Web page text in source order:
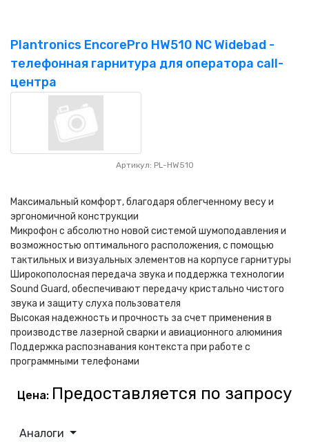
Plantronics EncorePro HW510 NC Widebad -
телефонная гарнитура для оператора call-
центра
Артикул: PL-HW510
Максимальный комфорт, благодаря облегченному весу и
эргономичной конструкции
Микрофон с абсолютно новой системой шумоподавления и
возможностью оптимального расположения, с помощью
тактильных и визуальных элементов на корпусе гарнитуры
Широкополосная передача звука и поддержка технологии
Sound Guard, обеспечивают передачу кристально чистого
звука и защиту слуха пользователя
Высокая надежность и прочность за счет применения в
производстве лазерной сварки и авиационного алюминия
Поддержка распознавания контекста при работе с
программными телефонами
Цена: Предоставляется по запросу
Аналоги